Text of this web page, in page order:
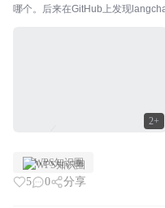
2+
哪个。后来在GitHub上发现
WPS知识圈
5 0 分享